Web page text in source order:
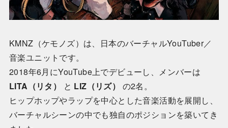
KMNZ（ケモノズ）は、日本のバーチャルYouTuber／
音楽ユニットです。
2018年6月にYouTube上でデビューし、メンバーは
LITA（リタ）
と LIZ（リズ）
の2名。
ヒップホップやラップを中心とした音楽活動を展開し、
バーチャルシーンの中でも独自のポジションを築いてき